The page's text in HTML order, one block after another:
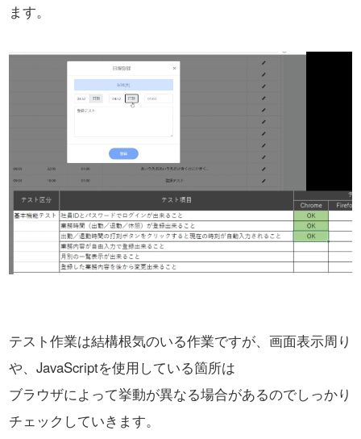
ます。
テスト作業は結構根気のいる作業ですが、 画面表示周り
や、JavaScriptを使用している箇所は
ブラウザによって挙動が異なる場合があるのでしっかり
チェックしていきます。